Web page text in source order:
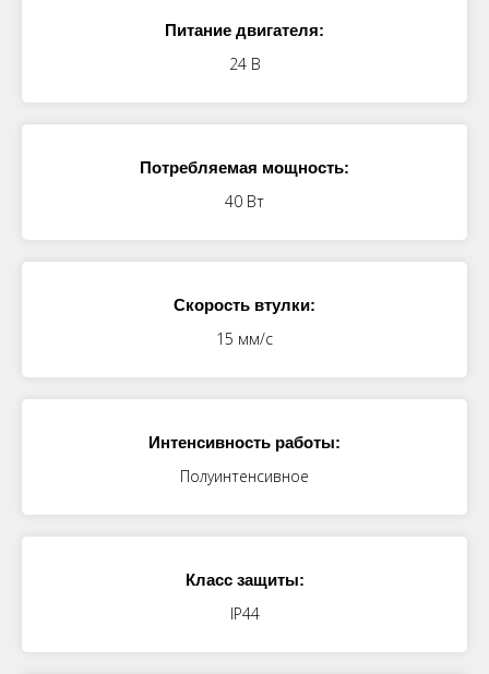
Питание двигателя:
24 В
Потребляемая мощность:
40 Вт
Скорость втулки:
15 мм/с
Интенсивность работы:
Полуинтенсивное
Класс защиты:
IP44